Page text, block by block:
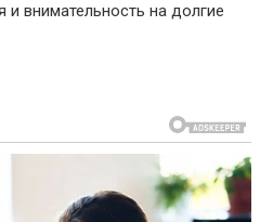
и внимательность на долгие